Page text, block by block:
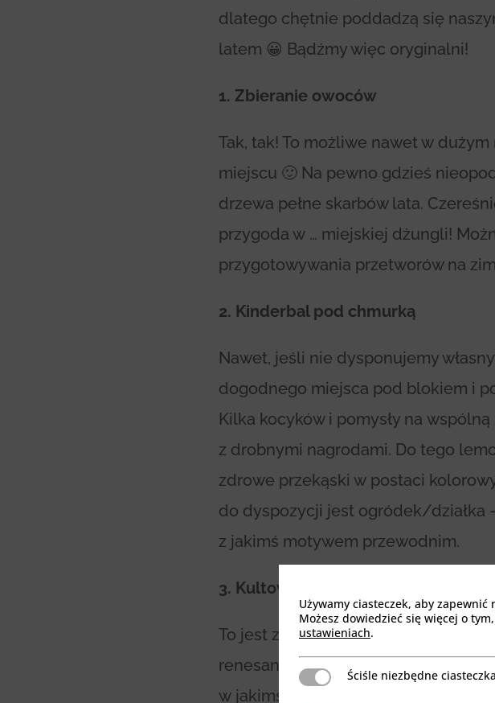
dlatego chętnie poddadzą się
latem 😀 Bądźmy więc oryginalni!
1. Zbieranie owoców
Tak, tak! To możliwe nawet w
miejscu 🙂 Na pewno gdzieś
drzewa pełne skarbów lata.
przygoda w … miejskiej dżungli!
przygotowywania przetworów na
2. Kinderbal pod chmurką
Nawet, jeśli nie dysponujemy
dogodnego miejsca pod blokiem i
Kilka kocyków i pomysły na
z drobnymi nagrodami. Do tego
zdrowe przekąski w postaci
do dyspozycji jest ogródek/działka
z jakimś motywem przewodnim.
3. Kultowe planszówki
To jest zawsze dobry pomysł,
renesans! Można w nie zagrać na
w jakimś zacienionym miejscu. Nic
Używamy ciasteczek, aby
Możesz dowiedzieć się więcej o
ustawieniach.
Ściśle niezbędne ciasteczka
Ściśle niezbędne ciasteczka